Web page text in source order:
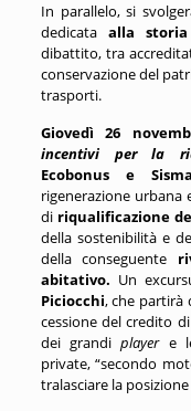
In parallelo, si
dedicata alla
dibattito, tra
conservazione del
trasporti.
Giovedì 26
incentivi per la
Ecobonuse
rigenerazione urbana
di riqualificazione
della sostenibilità e
della conseguente
abitativo. Un
Piciocchi, che partirà
cessione del credito
dei grandiplayere le
private, “secondo
tralasciare la